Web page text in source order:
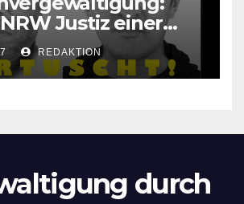
Justiz einer
verbietet diese
veröffentlichen
REDAKTION
durch